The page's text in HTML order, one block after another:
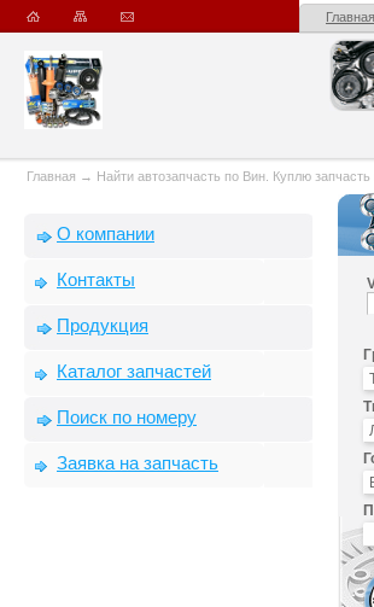
Главная
Главная → Найти автозапчасть по Вин. Куплю
О компании
Контакты
Продукция
Каталог запчастей
Поиск по номеру
Заявка на запчасть